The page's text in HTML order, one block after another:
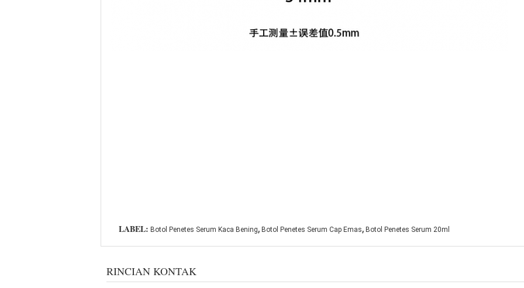
LABEL: Botol Penetes Serum Kaca Bening, Botol Penetes Serum Cap Emas, Botol Penetes Serum 20ml
RINCIAN KONTAK